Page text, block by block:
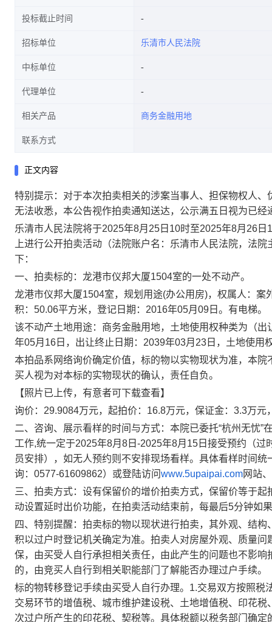
投标截止时间
招标单位 乐清市人民法院
中标单位
代理单位
相关产品 商务金融用地
联系方式
正文内容
特别提示：对于本次拍卖相关的涉案当事人、担保物权人
无法收悉，本公告视作拍卖通知送达，公示满五日视为已经
乐清市人民法院将于2025年8月25 日 10时至2025年8月 26 日
上进行公开拍卖活动（法院账户名：乐清市人民法院，法院
下：
一、 拍卖标的： 龙港市仪邦大厦1504室的一处不动产。
龙港市仪邦大厦1504室，规划用途(办公用房)，权属人： 案
积： 50.06平方米，登记日期： 2016年05月 09 日。 有电梯。
该不动产土地用途： 商务金融用地，土地使用权种类为（出
年05月 16 日，出让终止日期： 2039年03月 23 日，土地使用
本拍品系网络询价确定价值，标的物以实物现状为准，本
买人视为对本标的实物现状的确认，责任自负。
【照片已上传，有意者可下载查看】
询价： 29.9084万元，起拍价：16.8万元，保证金： 3.3万元
二、 咨询、展示看样的时间与方式：本院已委托“杭州无忧”
工作,统一定于2025年8月8日 -2025年8月 15 日接受预约（过
员安排），如无人预约则不安排现场看样。具体看样时间
询： 0577-61609862） 或登陆访问www.5upaipai.com网站
三、拍卖方式：设有保留价的增价拍卖方式，保留价等于
动设置延时出价功能，在拍卖活动结束前，每最后5分钟如
四、特别提醒： 拍卖标的物以现状进行拍卖，其外观、结
积以过户时登记机关确定为准。 拍卖人对房屋外观、质量问
保，由买受人自行承担相关责任，由此产生的问题也不影
的，由竞买人自行到相关职能部门了解能否办理过户手续。
标的物转移登记手续由买受人自行办理。 1.交易双方按照税
交易环节的增值税、城市维护建设税、土地增值税、印花
次过户所产生的印花税、契税等。具体税额以税务部门确